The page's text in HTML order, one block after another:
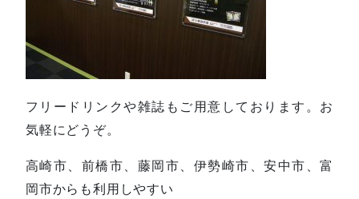
フリードリンクや雑誌もご用意しております。お
気軽にどうぞ。
高崎市、前橋市、藤岡市、伊勢崎市、安中市、富
岡市からも利用しやすい